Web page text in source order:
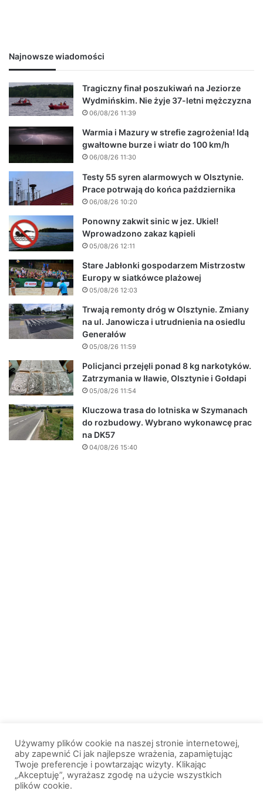
Najnowsze wiadomości
Tragiczny finał poszukiwań na Jeziorze
Wydmińskim. Nie żyje 37-letni mężczyzna
06/08/26 11:39
Warmia i Mazury w strefie zagrożenia! Idą
gwałtowne burze i wiatr do 100 km/h
06/08/26 11:30
Testy 55 syren alarmowych w Olsztynie.
Prace potrwają do końca października
06/08/26 10:20
Ponowny zakwit sinic w jez. Ukiel!
Wprowadzono zakaz kąpieli
05/08/26 12:11
Stare Jabłonki gospodarzem Mistrzostw
Europy w siatkówce plażowej
05/08/26 12:03
Trwają remonty dróg w Olsztynie. Zmiany
na ul. Janowicza i utrudnienia na osiedlu
Generałów
05/08/26 11:59
Policjanci przejęli ponad 8 kg narkotyków.
Zatrzymania w Iławie, Olsztynie i Gołdapi
05/08/26 11:54
Kluczowa trasa do lotniska w Szymanach
do rozbudowy. Wybrano wykonawcę prac
na DK57
04/08/26 15:40
Używamy plików cookie na naszej stronie internetowej,
aby zapewnić Ci jak najlepsze wrażenia, zapamiętując
Twoje preferencje i powtarzając wizyty. Klikając
„Akceptuję”, wyrażasz zgodę na użycie wszystkich
plików cookie.